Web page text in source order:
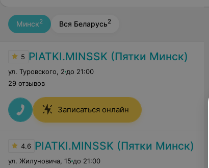
Минск2 Вся Беларусь2
5 PIATKI.MINSSK (Пятки Минск)
ул. Туровского 2 до 21:00
29 отзывов
Записаться онлайн
4.6 PIATKI.MINSSK (Пятки Минск)
ул. Жилуновича 15 до 21:00